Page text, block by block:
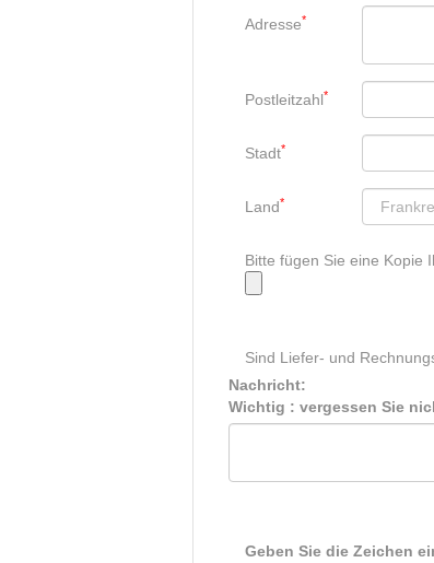
Adresse*
Postleitzahl*
Stadt*
Land*
Bitte fügen Sie eine Kopie
Sind Liefer- und
Nachricht:
Wichtig : vergessen Sie
Geben Sie die Zeichen